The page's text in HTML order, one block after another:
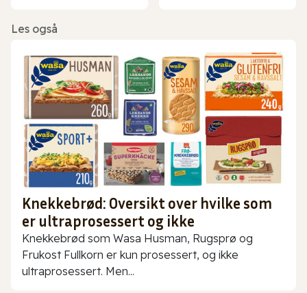
Les også
Knekkebrød: Oversikt over hvilke som
er ultraprosessert og ikke
Knekkebrød som Wasa Husman, Rugsprø og
Frukost Fullkorn er kun prosessert, og ikke
ultraprosessert. Men...